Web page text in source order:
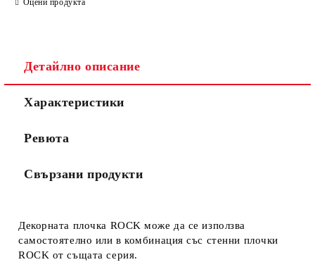
Детайлно описание
Характеристики
Ревюта
Свързани продукти
Декорната плочка ROCK може да се използва
самостоятелно или в комбинация със стенни плочки
ROCK от същата серия.